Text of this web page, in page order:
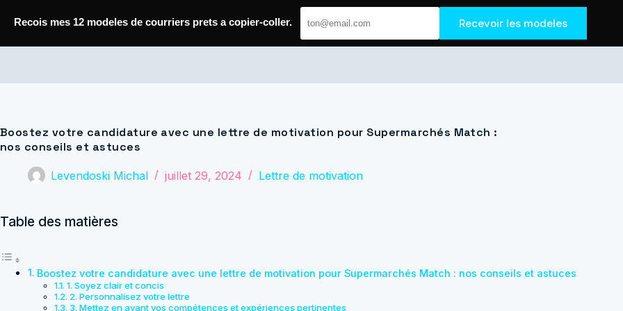
Boostez votre candidature avec une lettre de motivation pour Supermarchés Match :
nos conseils et astuces
Levendoski Michal juillet 29, 2024 Lettre de motivation
Table des matières
Boostez votre candidature avec une lettre de motivation pour Supermarchés Match : nos conseils et astuces
1. Soyez clair et concis
2. Personnalisez votre lettre
3. Mettez en avant vos compétences et expériences pertinentes
Recois mes 12 modeles de courriers prets a copier-coller. Recevoir les modeles